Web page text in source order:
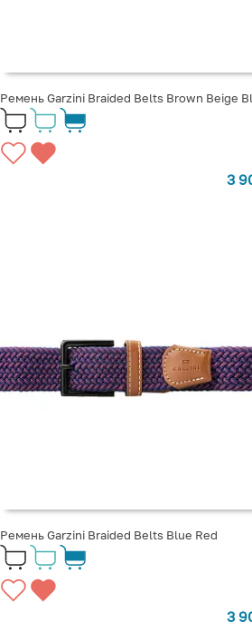
Ремень Garzini Braided Belts Brown Beige
3
Ремень Garzini Braided Belts Blue Red
3